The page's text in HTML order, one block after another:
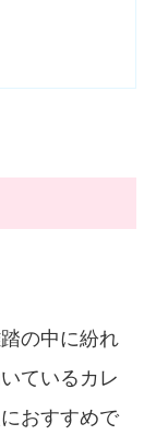
の中に紛れ
ているカレ
おすすめで